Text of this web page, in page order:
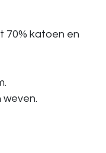
70% katoen en
weven.